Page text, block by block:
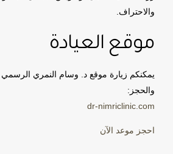
والاحتراف.
موقع العيادة
يمكنكم زيارة موقع د. وسام النمري
والحجز:
dr-nimriclinic.com
احجز موعد الآن